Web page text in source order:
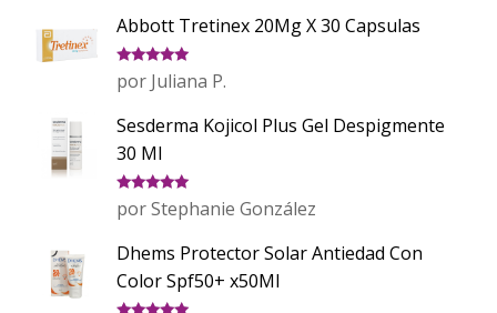
Abbott Tretinex 20Mg X 30 Capsulas
Valorado
con 5de 5
por Juliana P.
Sesderma Kojicol Plus Gel Despigmente
30 Ml
Valorado
con
de 5
por Stephanie González
Dhems Protector Solar Antiedad Con
Color Spf50+ x50Ml